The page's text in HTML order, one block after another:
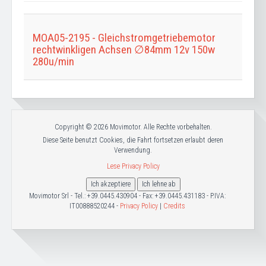
MOA05-2195 - Gleichstromgetriebemotor
rechtwinkligen Achsen ∅84mm 12v 150w
280u/min
Copyright © 2026 Movimotor. Alle Rechte vorbehalten.
Diese Seite benutzt Cookies, die Fahrt fortsetzen erlaubt deren
Verwendung.
Lese Privacy Policy
Ich akzeptiere
Ich lehne ab
Movimotor Srl - Tel.: +39.0445.430904 - Fax: +39.0445.431183 - P.IVA:
IT00888520244 - Privacy Policy| Credits